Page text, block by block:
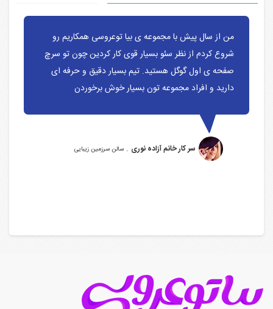
من از سال پیش با مجموعه ی بیا توعروسی همکاریم رو
شروع کردم از نظر سئو بسیار قوی کار کردین چون تو سرچ
صفحه ی اول گوگل هستید. تیم بسیار دقیق و حرفه ای
دارید و افراد مجموعه تون بسیار خوش برخوردن
سر کار خانم آزاده نوری . سالن سرزمین زیبایی